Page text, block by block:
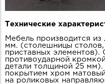
Технические
Мебель производится
мм. (столешницы
приставных элементов).
противоударной
детали толщиной 25 мм).
покрытием хром
на роликовых